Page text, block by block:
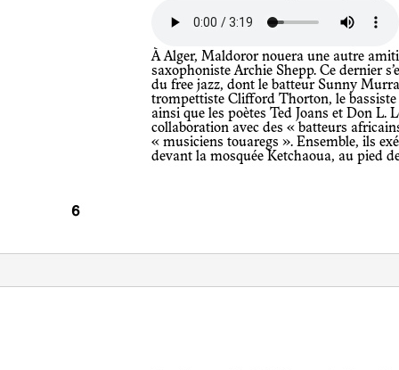
À Alger, Maldoror nouera une autre amitié qui durera toute une vie – celle avec le
saxophoniste Archie Shepp. Ce dernier
du free jazz, dont le batteur Sunny
trompettiste Clifford Thorton, le
ainsi que les poètes Ted Joans et Don
collaboration avec des « batteurs
« musiciens touaregs ». Ensemble, ils
devant la mosquée Ketchaoua, au pied